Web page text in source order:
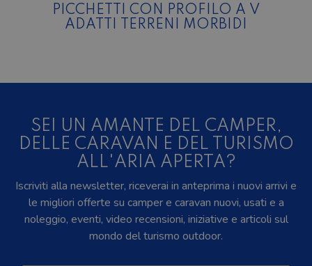
PICCHETTI CON PROFILO A V
ADATTI TERRENI MORBIDI
SEI UN AMANTE DEL CAMPER,
DELLE CARAVAN E DEL TURISMO
ALL'ARIA APERTA?
Iscriviti alla newsletter, riceverai in anteprima i nuovi arrivi e
le migliori offerte su camper e caravan nuovi, usati e a
noleggio, eventi, video recensioni, iniziative e articoli sul
mondo del turismo outdoor.